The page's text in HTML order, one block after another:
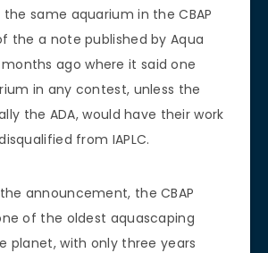
same aquarium in the CBAP
the a note published by Aqua
ago where it said one
in any contest, unless the
the ADA, would have their work
from IAPLC.
announcement, the CBAP
of the oldest aquascaping
planet, with only three years